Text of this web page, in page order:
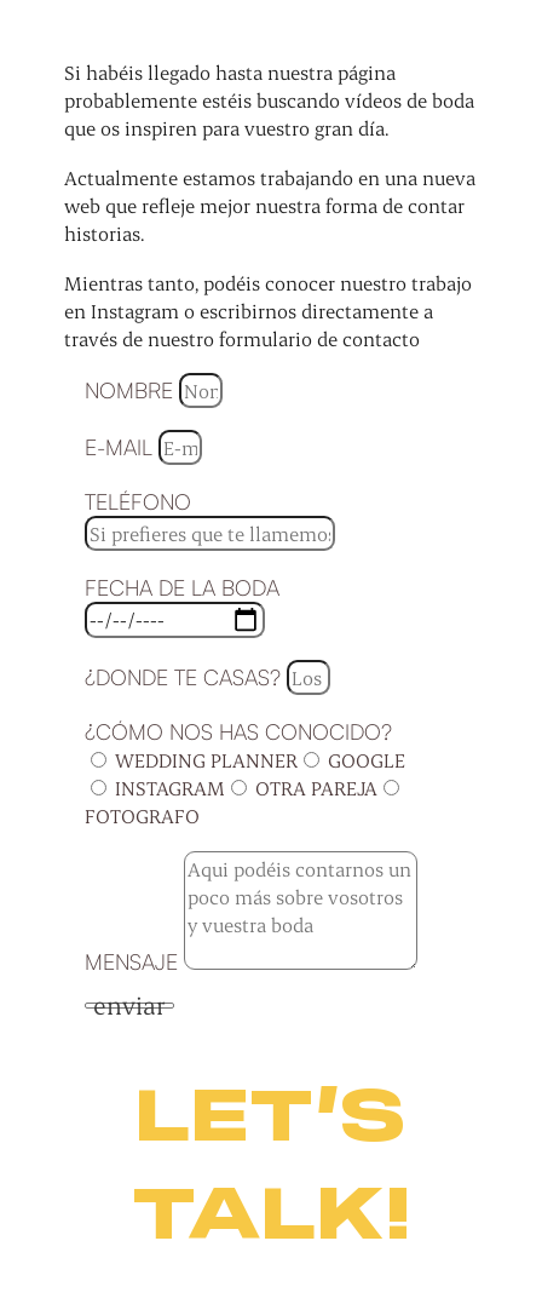
Si habéis llegado hasta nuestra página
probablemente estéis buscando vídeos de boda
que os inspiren para vuestro gran día.
Actualmente estamos trabajando en una nueva
web que refleje mejor nuestra forma de contar
historias.
Mientras tanto, podéis conocer nuestro trabajo
en Instagram o escribirnos directamente a
través de nuestro formulario de contacto
NOMBRE
E-MAIL
TELÉFONO
FECHA DE LA BODA
¿DONDE TE CASAS?
¿CÓMO NOS HAS CONOCIDO?
WEDDING PLANNER
GOOGLE
INSTAGRAM
OTRA PAREJA
FOTOGRAFO
MENSAJE
enviar
LET’S
TALK!